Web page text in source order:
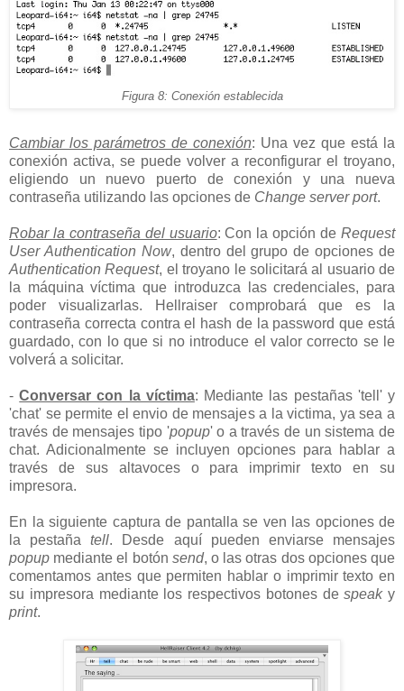
Figura 8: Conexión establecida
Cambiar los parámetros de conexión: Una vez que está la
conexión activa, se puede volver a reconfigurar el troyano,
eligiendo un nuevo puerto de conexión y una nueva
contraseña utilizando las opciones de Change server port.
Robar la contraseña del usuario: Con la opción deRequest
User Authentication Now, dentro del grupo de opciones de
Authentication Request, el troyano le solicitará al usuario de
la máquina víctima que introduzca las credenciales, para
poder visualizarlas. Hellraiser comprobará que es la
contraseña correcta contra el hash de la password que está
guardado, con lo que si no introduce el valor correcto se le
volverá a solicitar.
-Conversar con la víctima: Mediante las pestañas 'tell' y
'chat' se permite el envio de mensajes a la victima, ya sea a
través de mensajes tipo 'popup' o a través de un sistema de
chat. Adicionalmente se incluyen opciones para hablar a
través de sus altavoces o para imprimir texto en su
impresora.
En la siguiente captura de pantalla se ven las opciones de
la pestañatell. Desde aquí pueden enviarse mensajes
popup mediante el botón send, o las otras dos opciones que
comentamos antes que permiten hablar o imprimir texto en
su impresora mediante los respectivos botones despeaky
print.